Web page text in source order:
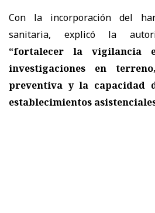
Con la incorporación del
sanitaria, explicó la
“fortalecer la vigilancia
investigaciones en
preventiva y la capacidad
establecimientos